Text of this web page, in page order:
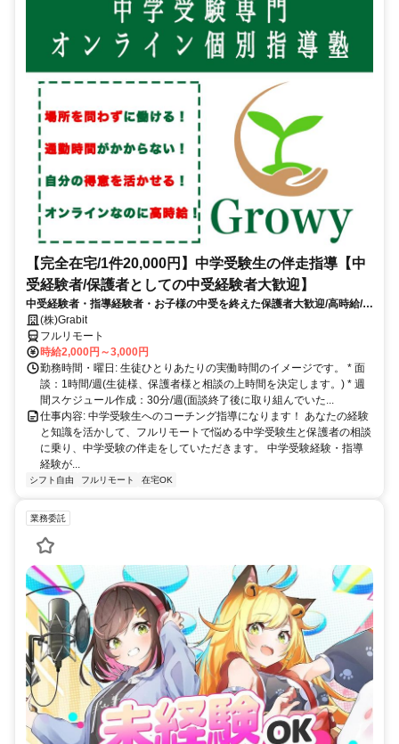
【完全在宅/1件20,000円】中学受験生の伴走指導【中
受経験者/保護者としての中受経験者大歓迎】
中受経験者・指導経験者・お子様の中受を終えた保護者大歓迎/高時給/週
1〜OK！/面接〜研修までオンライン完結
(株)Grabit
フルリモート
時給2,000円～3,000円
勤務時間・曜日: 生徒ひとりあたりの実働時間のイメージです。 * 面
談：1時間/週(生徒様、保護者様と相談の上時間を決定します。) * 週
間スケジュール作成：30分/週(面談終了後に取り組んでいた...
仕事内容: 中学受験生へのコーチング指導になります！ あなたの経験
と知識を活かして、フルリモートで悩める中学受験生と保護者の相談
に乗り、中学受験の伴走をしていただきます。 中学受験経験・指導
経験が...
シフト自由 フルリモート 在宅OK
業務委託